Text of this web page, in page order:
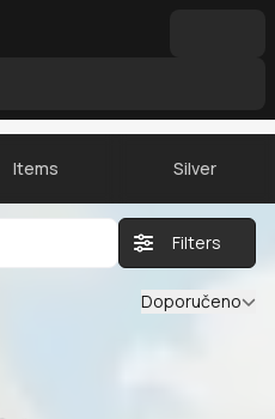
Items Silver
Filters
Doporučeno